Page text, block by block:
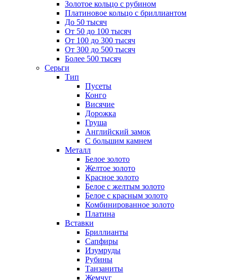
Золотое кольцо с рубином
Платиновое кольцо с бриллиантом
До 50 тысяч
От 50 до 100 тысяч
От 100 до 300 тысяч
От 300 до 500 тысяч
Более 500 тысяч
Серьги
Тип
Пусеты
Конго
Висячие
Дорожка
Груша
Английский замок
С большим камнем
Металл
Белое золото
Желтое золото
Красное золото
Белое с желтым золото
Белое с красным золото
Комбинированное золото
Платина
Вставки
Бриллианты
Сапфиры
Изумруды
Рубины
Танзаниты
Жемчуг